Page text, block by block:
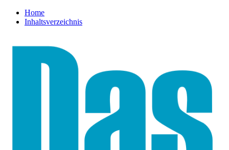
Home
Inhaltsverzeichnis